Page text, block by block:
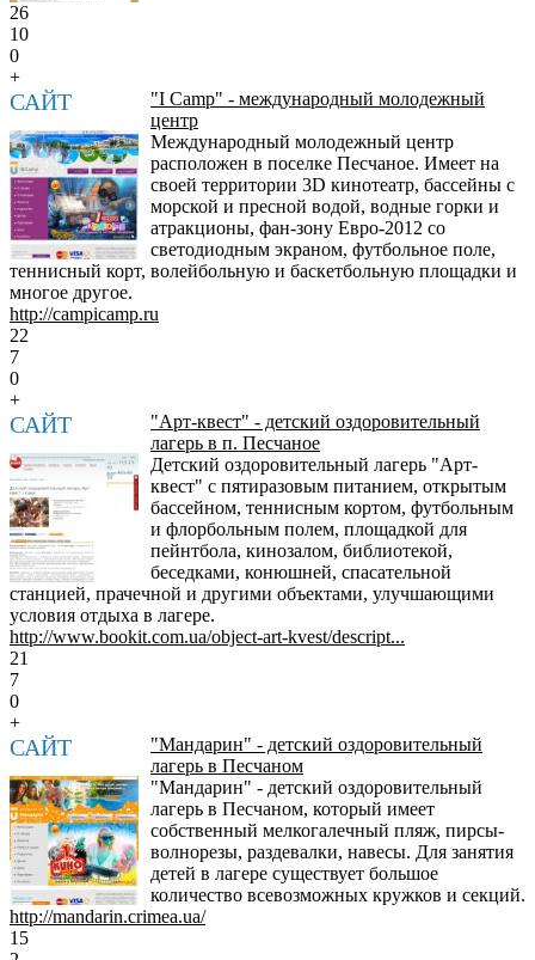
26
10
0
+
САЙТ
"I Camp" - международный молодежный
центр
Международный молодежный центр
расположен в поселке Песчаное. Имеет на
своей территории 3D кинотеатр, бассейны с
морской и пресной водой, водные горки и
атракционы, фан-зону Евро-2012 со
светодиодным экраном, футбольное поле,
теннисный корт, волейбольную и баскетбольную площадки и
многое другое.
http://campicamp.ru
22
7
0
+
САЙТ
"Арт-квест" - детский оздоровительный
лагерь в п. Песчаное
Детский оздоровительный лагерь "Арт-
квест" с пятиразовым питанием, открытым
бассейном, теннисным кортом, футбольным
и флорбольным полем, площадкой для
пейнтбола, кинозалом, библиотекой,
беседками, конюшней, спасательной
станцией, прачечной и другими объектами, улучшающими
условия отдыха в лагере.
http://www.bookit.com.ua/object-art-kvest/descript...
21
7
0
+
САЙТ
"Мандарин" - детский оздоровительный
лагерь в Песчаном
"Мандарин" - детский оздоровительный
лагерь в Песчаном, который имеет
собственный мелкогалечный пляж, пирсы-
волнорезы, раздевалки, навесы. Для занятия
детей в лагере существует большое
количество всевозможных кружков и секций.
http://mandarin.crimea.ua/
15